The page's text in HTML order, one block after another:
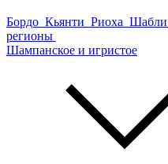
Бордо Кьянти Риоха Шабли
регионы
Шампанское и игристое